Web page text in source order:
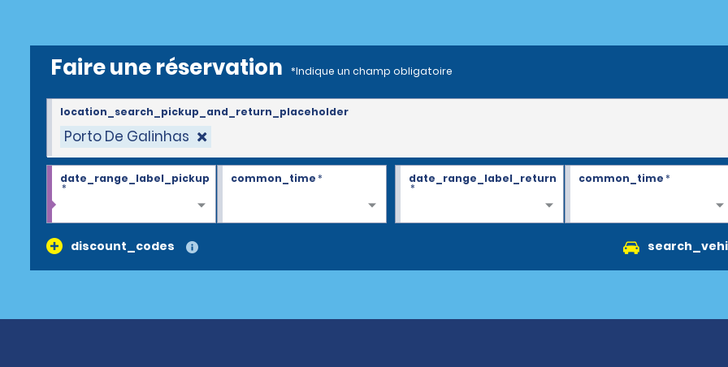
Faire une réservation *Indique un champ obligatoire
Porto De Galinhas
location_search_pickup_and_return_placeholder
date_range_label_pickup
*
common_time* date_range_label_return
*
common_time*
discount_codes